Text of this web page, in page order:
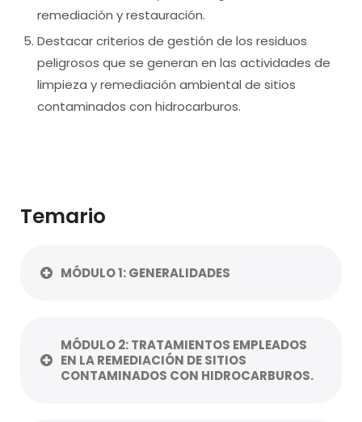
remediación y restauración.
Destacar criterios de gestión de los residuos
peligrosos que se generan en las actividades de
limpieza y remediación ambiental de sitios
contaminados con hidrocarburos.
Temario
MÓDULO 1: GENERALIDADES
MÓDULO 2: TRATAMIENTOS EMPLEADOS
EN LA REMEDIACIÓN DE SITIOS
CONTAMINADOS CON HIDROCARBUROS.